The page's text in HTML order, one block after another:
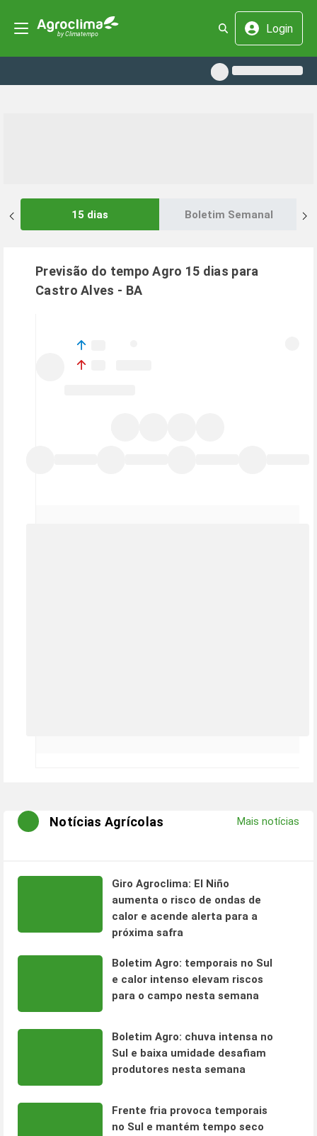
Login
15 dias Boletim Semanal
Previsão do tempo Agro 15 dias para
Castro Alves - BA
Notícias Agrícolas Mais notícias
Giro Agroclima: El Niño
aumenta o risco de ondas de
calor e acende alerta para a
próxima safra
Boletim Agro: temporais no Sul
e calor intenso elevam riscos
para o campo nesta semana
Boletim Agro: chuva intensa no
Sul e baixa umidade desafiam
produtores nesta semana
Frente fria provoca temporais
no Sul e mantém tempo seco